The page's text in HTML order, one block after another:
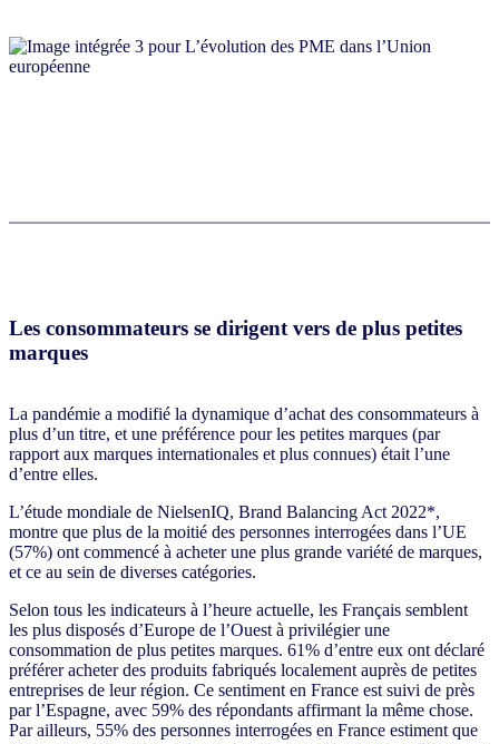
Les consommateurs se dirigent vers de plus petites
marques
La pandémie a modifié la dynamique d’achat des consommateurs à
plus d’un titre, et une préférence pour les petites marques (par
rapport aux marques internationales et plus connues) était l’une
d’entre elles.
L’étude mondiale de NielsenIQ, Brand Balancing Act 2022*,
montre que plus de la moitié des personnes interrogées dans l’UE
(57%) ont commencé à acheter une plus grande variété de marques,
et ce au sein de diverses catégories.
Selon tous les indicateurs à l’heure actuelle, les Français semblent
les plus disposés d’Europe de l’Ouest à privilégier une
consommation de plus petites marques. 61% d’entre eux ont déclaré
préférer acheter des produits fabriqués localement auprès de petites
entreprises de leur région. Ce sentiment en France est suivi de près
par l’Espagne, avec 59% des répondants affirmant la même chose.
Par ailleurs, 55% des personnes interrogées en France estiment que